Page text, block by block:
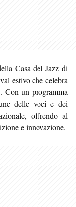
Casa del Jazz di
estivo che celebra
Con un programma
delle voci e dei
offrendo al
e innovazione.